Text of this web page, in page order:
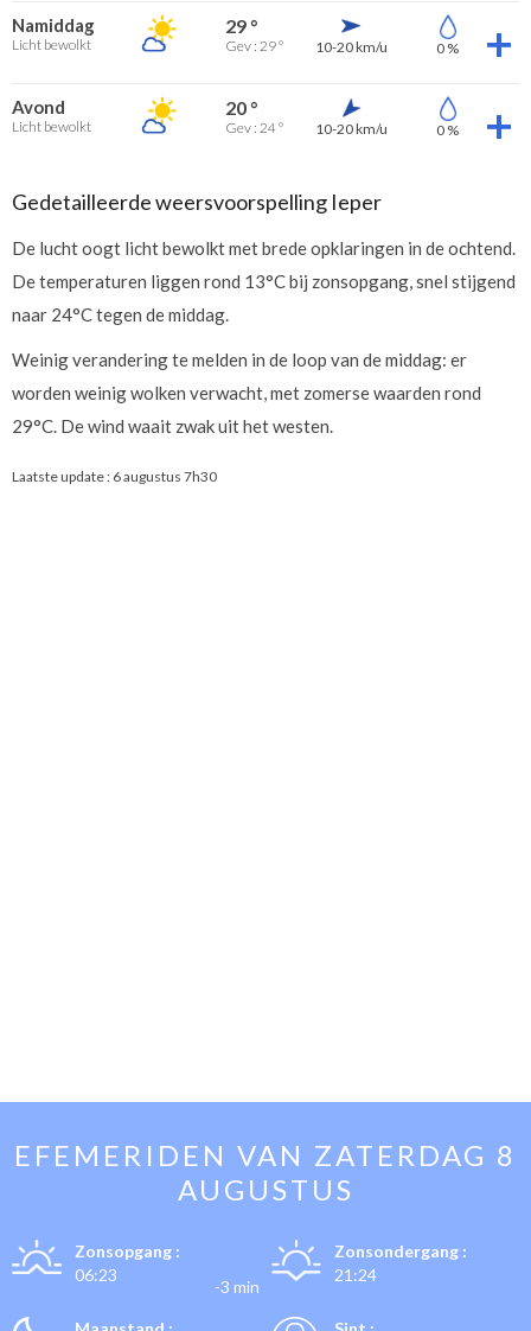
Namiddag
Licht bewolkt
29 °
Gev : 29 ° 10-20 km/u 0 %
Avond
Licht bewolkt
20 °
Gev : 24 ° 10-20 km/u 0 %
Gedetailleerde weersvoorspelling Ieper
De lucht oogt licht bewolkt met brede opklaringen in de ochtend.
De temperaturen liggen rond 13°C bij zonsopgang, snel stijgend
naar 24°C tegen de middag.
Weinig verandering te melden in de loop van de middag: er
worden weinig wolken verwacht, met zomerse waarden rond
29°C. De wind waait zwak uit het westen.
Laatste update : 6 augustus 7h30
EFEMERIDEN VAN ZATERDAG 8
AUGUSTUS
Zonsopgang :
06:23
-3 min
Zonsondergang :
21:24